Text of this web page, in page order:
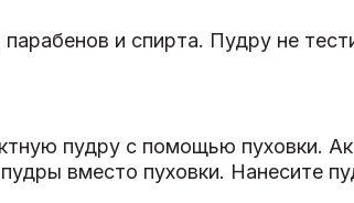
и спирта. Пудру не
пудру с помощью пуховки.
вместо пуховки. Нанесите